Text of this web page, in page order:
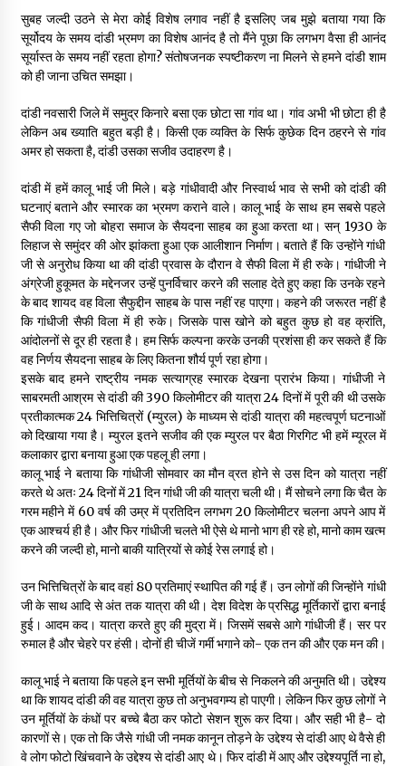
सुबह जल्दी उठने से मेरा कोई विशेष लगाव नहीं है इसलिए जब मुझे बताया गया कि
सूर्योदय के समय दांडी भ्रमण का विशेष आनंद है तो मैंने पूछा कि लगभग वैसा ही आनंद
सूर्यास्त के समय नहीं रहता होगा? संतोषजनक स्पष्टीकरण ना मिलने से हमने दांडी शाम
को ही जाना उचित समझा।
दांडी नवसारी जिले में समुद्र किनारे बसा एक छोटा सा गांव था। गांव अभी भी छोटा ही है
लेकिन अब ख्याति बहुत बड़ी है। किसी एक व्यक्ति के सिर्फ कुछेक दिन ठहरने से गांव
अमर हो सकता है, दांडी उसका सजीव उदाहरण है।
दांडी में हमें कालू भाई जी मिले। बड़े गांधीवादी और निस्वार्थ भाव से सभी को दांडी की
घटनाएं बताने और स्मारक का भ्रमण कराने वाले। कालू भाई के साथ हम सबसे पहले
सैफी विला गए जो बोहरा समाज के सैयदना साहब का हुआ करता था। सन् 1930 के
लिहाज से समुंदर की ओर झांकता हुआ एक आलीशान निर्माण। बताते हैं कि उन्होंने गांधी
जी से अनुरोध किया था की दांडी प्रवास के दौरान वे सैफी विला में ही रुके। गांधीजी ने
अंग्रेजी हुकूमत के मद्देनजर उन्हें पुनर्विचार करने की सलाह देते हुए कहा कि उनके रहने
के बाद शायद वह विला सैफुद्दीन साहब के पास नहीं रह पाएगा। कहने की जरूरत नहीं है
कि गांधीजी सैफी विला में ही रुके। जिसके पास खोने को बहुत कुछ हो वह क्रांति,
आंदोलनों से दूर ही रहता है। हम सिर्फ कल्पना करके उनकी प्रशंसा ही कर सकते हैं कि
वह निर्णय सैयदना साहब के लिए कितना शौर्य पूर्ण रहा होगा।
इसके बाद हमने राष्ट्रीय नमक सत्याग्रह स्मारक देखना प्रारंभ किया। गांधीजी ने
साबरमती आश्रम से दांडी की 390 किलोमीटर की यात्रा 24 दिनों में पूरी की थी उसके
प्रतीकात्मक 24 भित्तिचित्रों (म्युरल) के माध्यम से दांडी यात्रा की महत्वपूर्ण घटनाओं
को दिखाया गया है। म्युरल इतने सजीव की एक म्युरल पर बैठा गिरगिट भी हमें म्यूरल में
कलाकार द्वारा बनाया हुआ एक पहलू ही लगा।
कालू भाई ने बताया कि गांधीजी सोमवार का मौन व्रत होने से उस दिन को यात्रा नहीं
करते थे अतः 24 दिनों में 21 दिन गांधी जी की यात्रा चली थी। मैं सोचने लगा कि चैत के
गरम महीने में 60 वर्ष की उम्र में प्रतिदिन लगभग 20 किलोमीटर चलना अपने आप में
एक आश्चर्य ही है। और फिर गांधीजी चलते भी ऐसे थे मानो भाग ही रहे हो, मानो काम खत्म
करने की जल्दी हो, मानो बाकी यात्रियों से कोई रेस लगाई हो।
उन भित्तिचित्रों के बाद वहां 80 प्रतिमाएं स्थापित की गई हैं। उन लोगों की जिन्होंने गांधी
जी के साथ आदि से अंत तक यात्रा की थी। देश विदेश के प्रसिद्ध मूर्तिकारों द्वारा बनाई
हुई। आदम कद। यात्रा करते हुए की मुद्रा में। जिसमें सबसे आगे गांधीजी हैं। सर पर
रुमाल है और चेहरे पर हंसी। दोनों ही चीजें गर्मी भगाने को- एक तन की और एक मन की।
कालू भाई ने बताया कि पहले इन सभी मूर्तियों के बीच से निकलने की अनुमति थी। उद्देश्य
था कि शायद दांडी की वह यात्रा कुछ तो अनुभवगम्य हो पाएगी। लेकिन फिर कुछ लोगों ने
उन मूर्तियों के कंधों पर बच्चे बैठा कर फोटो सेशन शुरू कर दिया। और सही भी है- दो
कारणों से। एक तो कि जैसे गांधी जी नमक कानून तोड़ने के उद्देश्य से दांडी आए थे वैसे ही
वे लोग फोटो खिंचवाने के उद्देश्य से दांडी आए थे। फिर दांडी में आए और उद्देश्यपूर्ति ना हो,